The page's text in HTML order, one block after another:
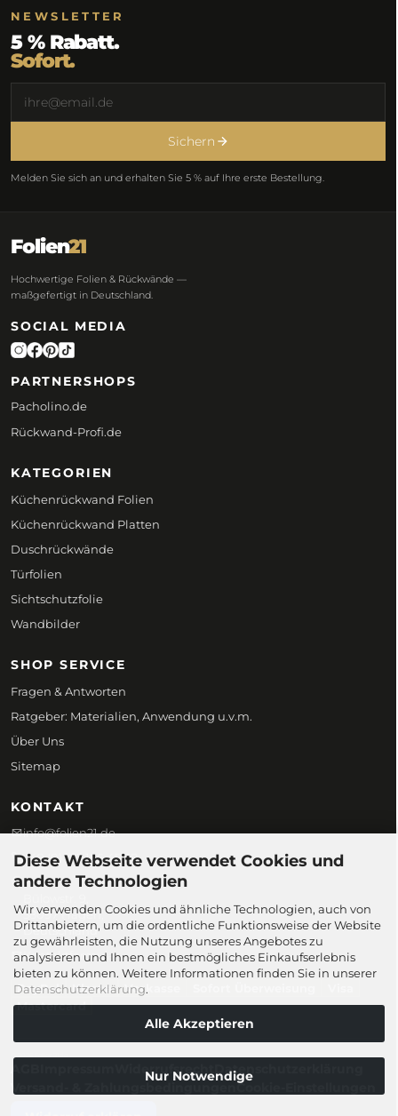
Diese Webseite verwendet Cookies und
andere Technologien
Wir verwenden Cookies und ähnliche Technologien, auch von
Drittanbietern, um die ordentliche Funktionsweise der Website
zu gewährleisten, die Nutzung unseres Angebotes zu
analysieren und Ihnen ein bestmögliches Einkaufserlebnis
bieten zu können. Weitere Informationen finden Sie in unserer
Datenschutzerklärung.
Alle Akzeptieren
Nur Notwendige
NEWSLETTER
5 % Rabatt.
Sofort.
Sichern
Melden Sie sich an und erhalten Sie 5 % auf Ihre erste Bestellung.
Folien21
Hochwertige Folien & Rückwände —
maßgefertigt in Deutschland.
SOCIAL MEDIA
PARTNERSHOPS
Pacholino.de
Rückwand-Profi.de
KATEGORIEN
Küchenrückwand Folien
Küchenrückwand Platten
Duschrückwände
Türfolien
Sichtschutzfolie
Wandbilder
SHOP SERVICE
Fragen & Antworten
Ratgeber: Materialien, Anwendung u.v.m.
Über Uns
Sitemap
KONTAKT
info@folien21.de
+49 (0) 172 186 45 98
Folien21
58097 Hagen,
Deutschland
Kontaktformular
PayPal Klarna Vorkasse
Mastercard
Widerrufsrecht
Datenschutzerklärung
Cookie-Einstellungen